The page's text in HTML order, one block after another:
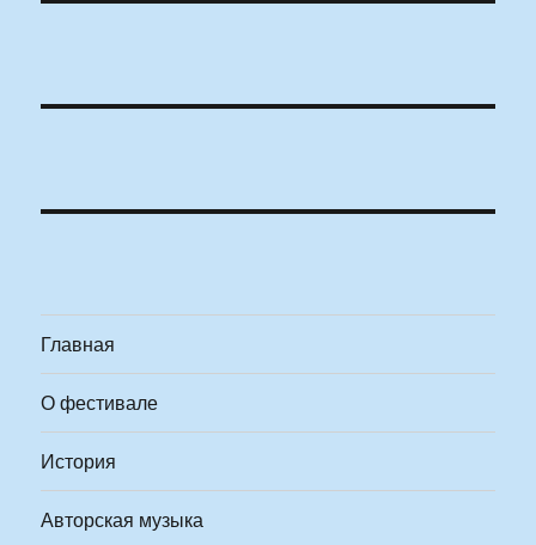
Главная
О фестивале
История
Авторская музыка